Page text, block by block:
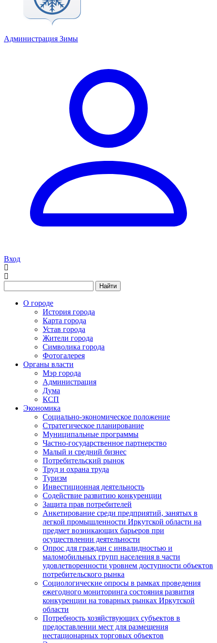
Администрация Зимы
Вход
Найти
О городе
История города
Карта города
Устав города
Жители города
Символика города
Фотогалерея
Органы власти
Мэр города
Администрация
Дума
КСП
Экономика
Социально-экономическое положение
Стратегическое планирование
Муниципальные программы
Частно-государственное партнерство
Малый и средний бизнес
Потребительский рынок
Труд и охрана труда
Туризм
Инвестиционная деятельность
Содействие развитию конкуренции
Защита прав потребителей
Анкетирование среди предприятий, занятых в
легкой промышленности Иркутской области на
предмет возникающих барьеров при
осуществлении деятельности
Опрос для граждан с инвалидностью и
маломобильных групп населения в части
удовлетворенности уровнем доступности объектов
потребительского рынка
Социологические опросы в рамках проведения
ежегодного мониторинга состояния развития
конкуренции на товарных рынках Иркутской
области
Потребность хозяйствующих субъектов в
предоставлении мест для размещения
нестационарных торговых объектов